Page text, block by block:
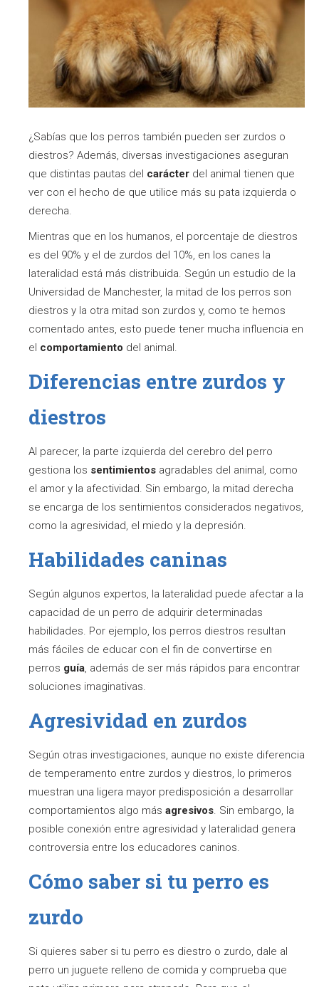
¿Sabías que los perros también pueden ser zurdos o
diestros? Además, diversas investigaciones aseguran
que distintas pautas del carácter del animal tienen que
ver con el hecho de que utilice más su pata izquierda o
derecha.
Mientras que en los humanos, el porcentaje de diestros
es del 90% y el de zurdos del 10%, en los canes la
lateralidad está más distribuida. Según un estudio de la
Universidad de Manchester, la mitad de los perros son
diestros y la otra mitad son zurdos y, como te hemos
comentado antes, esto puede tener mucha influencia en
el comportamiento del animal.
Diferencias entre zurdos y
diestros
Al parecer, la parte izquierda del cerebro del perro
gestiona los sentimientos agradables del animal, como
el amor y la afectividad. Sin embargo, la mitad derecha
se encarga de los sentimientos considerados negativos,
como la agresividad, el miedo y la depresión.
Habilidades caninas
Según algunos expertos, la lateralidad puede afectar a la
capacidad de un perro de adquirir determinadas
habilidades. Por ejemplo, los perros diestros resultan
más fáciles de educar con el fin de convertirse en
perros guía, además de ser más rápidos para encontrar
soluciones imaginativas.
Agresividad en zurdos
Según otras investigaciones, aunque no existe diferencia
de temperamento entre zurdos y diestros, lo primeros
muestran una ligera mayor predisposición a desarrollar
comportamientos algo más agresivos. Sin embargo, la
posible conexión entre agresividad y lateralidad genera
controversia entre los educadores caninos.
Cómo saber si tu perro es
zurdo
Si quieres saber si tu perro es diestro o zurdo, dale al
perro un juguete relleno de comida y comprueba que